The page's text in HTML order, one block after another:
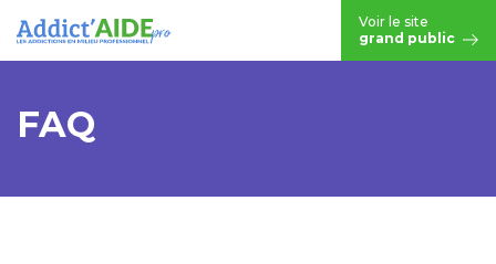
Voir le site
grand public
FAQ